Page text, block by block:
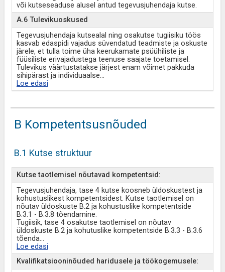
või kutseseaduse alusel antud tegevusjuhendaja kutse.
A.6 Tulevikuoskused
Tegevusjuhendaja kutsealal ning osakutse tugiisiku töös
kasvab edaspidi vajadus süvendatud teadmiste ja oskuste
järele, et tulla toime üha keerukamate psüühiliste ja
füüsiliste erivajadustega teenuse saajate toetamisel.
Tulevikus väärtustatakse järjest enam võimet pakkuda
sihipärast ja individuaalse...
Loe edasi
B Kompetentsusnõuded
B.1 Kutse struktuur
Kutse taotlemisel nõutavad kompetentsid:
Tegevusjuhendaja, tase 4 kutse koosneb üldoskustest ja
kohustuslikest kompetentsidest. Kutse taotlemisel on
nõutav üldoskuste B.2 ja kohustuslike kompetentside
B.3.1 - B.3.8 tõendamine.
Tugiisik, tase 4 osakutse taotlemisel on nõutav
üldoskuste B.2 ja kohutuslike kompetentside B.3.3 - B.3.6
tõenda...
Loe edasi
Kvalifikatsiooninõuded haridusele ja töökogemusele: